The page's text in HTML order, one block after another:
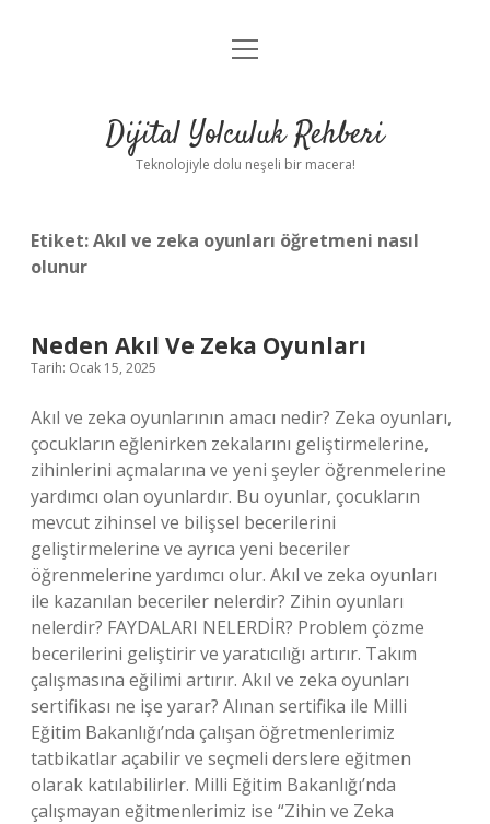
Anasayfa
Yasal Uyarı
menüyü
Dijital Yolculuk Rehberi
Teknolojiyle dolu neşeli bir macera!
Etiket:Akıl ve zeka oyunları öğretmeni nasıl
olunur
Neden Akıl Ve Zeka Oyunları
Tarih: Ocak 15, 2025
Akıl ve zeka oyunlarının amacı nedir? Zeka oyunları,
çocukların eğlenirken zekalarını geliştirmelerine,
zihinlerini açmalarına ve yeni şeyler öğrenmelerine
yardımcı olan oyunlardır. Bu oyunlar, çocukların
mevcut zihinsel ve bilişsel becerilerini
geliştirmelerine ve ayrıca yeni beceriler
öğrenmelerine yardımcı olur. Akıl ve zeka oyunları
ile kazanılan beceriler nelerdir? Zihin oyunları
nelerdir? FAYDALARI NELERDİR? Problem çözme
becerilerini geliştirir ve yaratıcılığı artırır. Takım
çalışmasına eğilimi artırır. Akıl ve zeka oyunları
sertifikası ne işe yarar? Alınan sertifika ile Milli
Eğitim Bakanlığı’nda çalışan öğretmenlerimiz
tatbikatlar açabilir ve seçmeli derslere eğitmen
olarak katılabilirler. Milli Eğitim Bakanlığı’nda
çalışmayan eğitmenlerimiz ise “Zihin ve Zeka